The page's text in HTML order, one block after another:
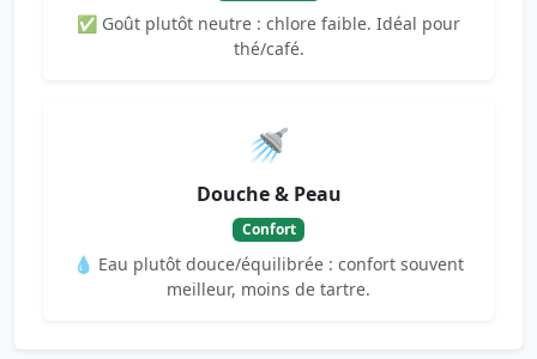
✅ Goût plutôt neutre : chlore faible. Idéal pour
thé/café.
🚿
Douche & Peau
Confort
💧 Eau plutôt douce/équilibrée : confort souvent
meilleur, moins de tartre.